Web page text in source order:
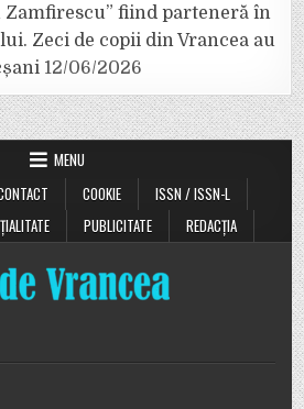
Zamfirescu” fiind parteneră în
Zeci de copii din Vrancea au
12/06/2026
MENU
COOKIE
ISSN / ISSN-L
PUBLICITATE REDACȚIA